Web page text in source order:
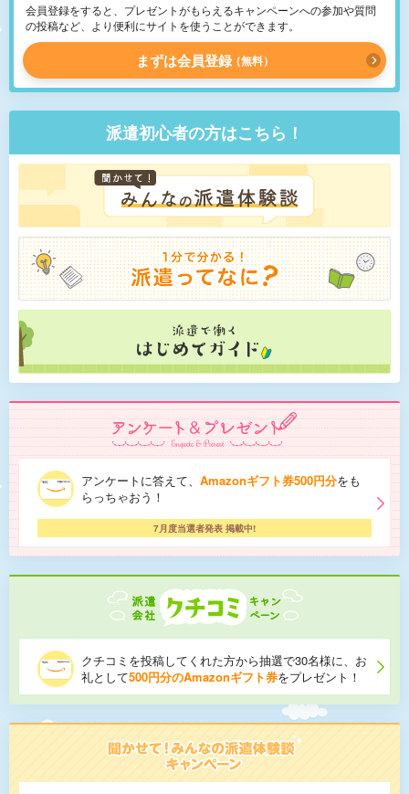
会員登録をすると、プレゼントがもらえるキャンペーンへの参加や質問
の投稿など、より便利にサイトを使うことができます。
まずは会員登録 無料
派遣初心者の方はこちら！
アンケートに答えて、 Amazonギフト券500円分をも
らっちゃおう！
7月度当選者発表 掲載中!
クチコミを投稿してくれた方から抽選で30名様に、お
礼として500円分のAmazonギフト券をプレゼント！